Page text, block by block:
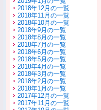
2018年12月の一覧
2018年11月の一覧
2018年10月の一覧
2018年9月の一覧
2018年8月の一覧
2018年7月の一覧
2018年6月の一覧
2018年5月の一覧
2018年4月の一覧
2018年3月の一覧
2018年2月の一覧
2018年1月の一覧
2017年12月の一覧
2017年11月の一覧